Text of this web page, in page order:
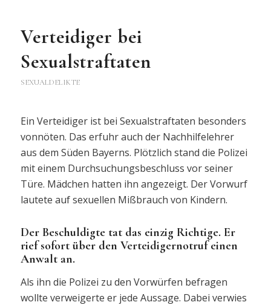
Verteidiger bei
Sexualstraftaten
SEXUALDELIKTE
Ein Verteidiger ist bei Sexualstraftaten besonders
vonnöten. Das erfuhr auch der Nachhilfelehrer
aus dem Süden Bayerns. Plötzlich stand die Polizei
mit einem Durchsuchungsbeschluss vor seiner
Türe. Mädchen hatten ihn angezeigt. Der Vorwurf
lautete auf sexuellen Mißbrauch von Kindern.
Der Beschuldigte tat das einzig Richtige. Er
rief sofort über den Verteidigernotruf einen
Anwalt an.
Als ihn die Polizei zu den Vorwürfen befragen
wollte verweigerte er jede Aussage. Dabei verwies